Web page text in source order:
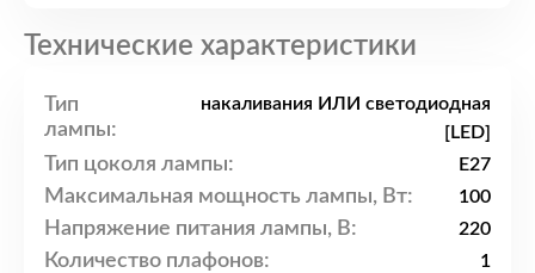
Технические характеристики
Тип
лампы:
накаливания ИЛИ светодиодная
[LED]
Тип цоколя лампы: E27
Максимальная мощность лампы, Вт: 100
Напряжение питания лампы, В: 220
Количество плафонов: 1